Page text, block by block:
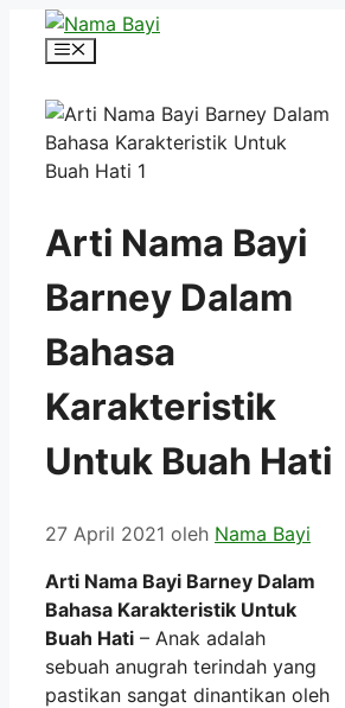
Langsung
Menu
Arti Nama Bayi
Barney Dalam
Bahasa
Karakteristik
Untuk Buah Hati
27 April 2021 oleh Nama Bayi
Arti Nama Bayi Barney Dalam
Bahasa Karakteristik Untuk
Buah Hati – Anak adalah
sebuah anugrah terindah yang
pastikan sangat dinantikan oleh